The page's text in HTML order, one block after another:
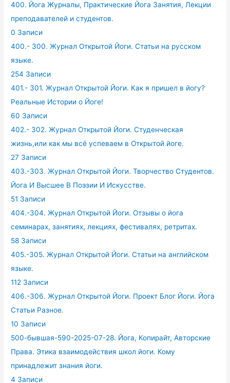
400. Йога Журналы, Практические Йога Занятия, Лекции
преподавателей и студентов.
0 Записи
400.- 300. Журнал Открытой Йоги. Статьи на русском
языке.
254 Записи
401.- 301. Журнал Открытой Йоги. Как я пришел в йогу?
Реальные Истории о Йоге!
60 Записи
402.- 302. Журнал Открытой Йоги. Студенческая
жизнь,или как мы всё успеваем в Открытой йоге.
27 Записи
403.-303. Журнал Открытой Йоги. Творчество Студентов.
Йога И Высшее В Поэзии И Искусстве.
51 Записи
404.-304. Журнал Открытой Йоги. Отзывы о йога
семинарах, занятиях, лекциях, фестивалях, ретритах.
58 Записи
405.-305. Журнал Открытой Йоги. Статьи на английском
языке.
112 Записи
406.-306. Журнал Открытой Йоги. Проект Блог Йоги. Йога
Статьи Разное.
10 Записи
500-бывшая-590-2025-07-28. Йога, Копирайт, Авторские
Права. Этика взаимодействия школ йоги. Кому
принадлежит знания йоги.
4 Записи